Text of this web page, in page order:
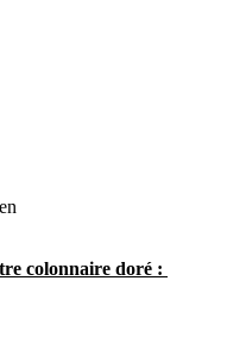
colonnaire doré :